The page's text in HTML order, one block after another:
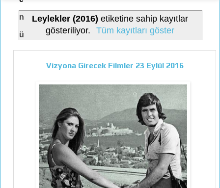
n
ü
Leylekler (2016) etiketine sahip kayıtlar
gösteriliyor.
Tüm kayıtları göster
Vizyona Girecek Filmler 23 Eylül 2016